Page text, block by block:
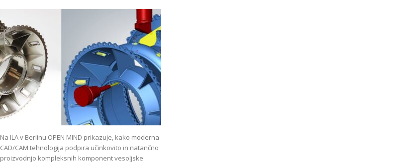
Na ILA v Berlinu OPEN MIND prikazuje, kako moderna
CAD/CAM tehnologija podpira učinkovito in natančno
proizvodnjo kompleksnih komponent vesoljske